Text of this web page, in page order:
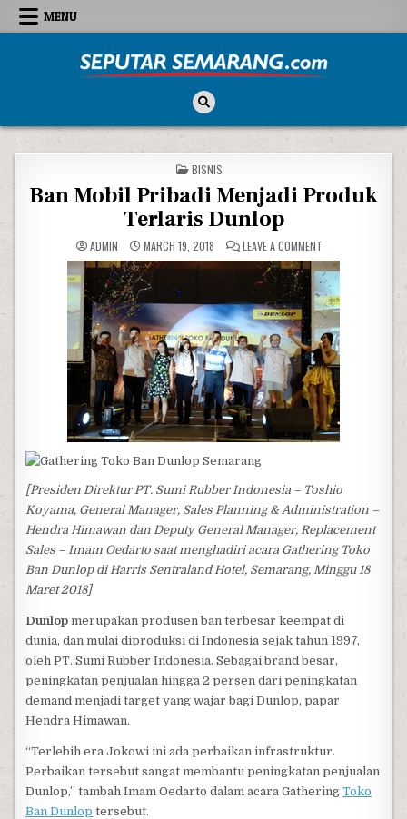
Skip to content
MENU
POSTED IN
BISNIS
Ban Mobil Pribadi Menjadi Produk
Terlaris Dunlop
ADMIN MARCH 19, 2018 LEAVE A COMMENTON BAN MOBIL
[Presiden Direktur PT. Sumi Rubber Indonesia – Toshio
Koyama, General Manager, Sales Planning & Administration –
Hendra Himawan dan Deputy General Manager, Replacement
Sales – Imam Oedarto saat menghadiri acara Gathering Toko
Ban Dunlop di Harris Sentraland Hotel, Semarang, Minggu 18
Maret 2018]
Dunlop merupakan produsen ban terbesar keempat di
dunia, dan mulai diproduksi di Indonesia sejak tahun 1997,
oleh PT. Sumi Rubber Indonesia. Sebagai brand besar,
peningkatan penjualan hingga 2 persen dari peningkatan
demand menjadi target yang wajar bagi Dunlop, papar
Hendra Himawan.
“Terlebih era Jokowi ini ada perbaikan infrastruktur.
Perbaikan tersebut sangat membantu peningkatan penjualan
Dunlop,” tambah Imam Oedarto dalam acara GatheringToko
Ban Dunlop tersebut.